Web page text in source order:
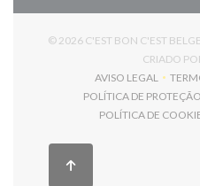
© 2026 C'EST BON C'EST
CRIADO
AVISO LEGAL
((ABRE
POLÍTICA DE
POLÍTICA DE
((ABRE